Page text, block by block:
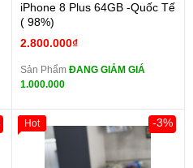
iPhone 8 Plus 64GB -Quốc Tế
( 98%)
2.800.000₫
Sản Phẩm ĐANG GIẢM GIÁ
1.000.000
-3%
Hot